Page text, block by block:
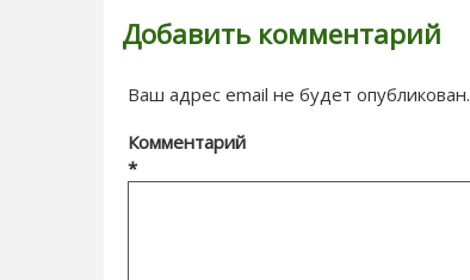
Добавить комментарий
Ваш адрес email не будет опубликован.
Комментарий
*